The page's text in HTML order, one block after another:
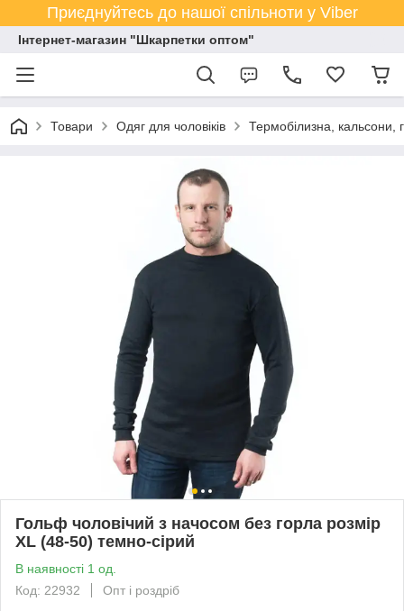
Приєднуйтесь до нашої спільноти у Viber
Інтернет-магазин "Шкарпетки оптом"
Товари Одяг для чоловіків Термобілизна, кальсони,
Гольф чоловічий з начосом без горла розмір
XL (48-50) темно-сірий
В наявності 1 од.
Код: 22932
Опт і роздріб